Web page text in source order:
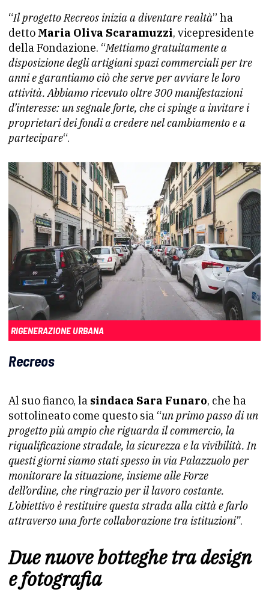
“Il progetto Recreos inizia a diventare realtà” ha
detto Maria Oliva Scaramuzzi, vicepresidente
della Fondazione. “Mettiamo gratuitamente a
disposizione degli artigiani spazi commerciali per tre
anni e garantiamo ciò che serve per avviare le loro
attività. Abbiamo ricevuto oltre 300 manifestazioni
d’interesse: un segnale forte, che ci spinge a invitare i
proprietari dei fondi a credere nel cambiamento e a
partecipare“.
RIGENERAZIONE URBANA
Recreos
Al suo fianco, la sindaca Sara Funaro, che ha
sottolineato come questo sia “un primo passo di un
progetto più ampio che riguarda il commercio, la
riqualificazione stradale, la sicurezza e la vivibilità. In
questi giorni siamo stati spesso in via Palazzuolo per
monitorare la situazione, insieme alle Forze
dell’ordine, che ringrazio per il lavoro costante.
L’obiettivo è restituire questa strada alla città e farlo
attraverso una forte collaborazione tra istituzioni”.
Due nuove botteghe tra design
e fotografia